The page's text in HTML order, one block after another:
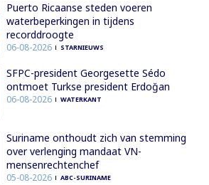
Puerto Ricaanse steden voeren
waterbeperkingen in tijdens
recorddroogte
06-08-2026 STARNIEUWS
SFPC-president Georgesette Sédo
ontmoet Turkse president Erdoğan
06-08-2026 WATERKANT
Suriname onthoudt zich van stemming
over verlenging mandaat VN-
mensenrechtenchef
05-08-2026 ABC-SURINAME